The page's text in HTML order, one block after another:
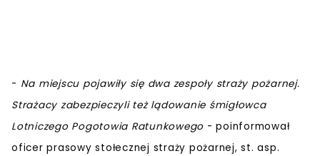
- Na miejscu pojawiły się dwa zespoły straży pożarnej.
Strażacy zabezpieczyli też lądowanie śmigłowca
Lotniczego Pogotowia Ratunkowego - poinformował
oficer prasowy stołecznej straży pożarnej, st. asp.